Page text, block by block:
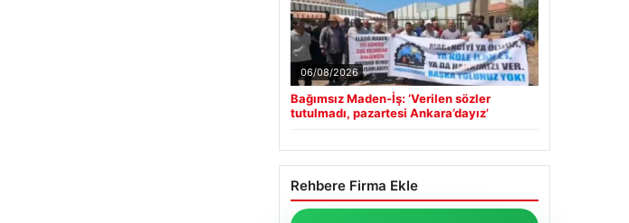
06/08/2026
Bağımsız Maden-İş: ‘Verilen sözler
tutulmadı, pazartesi Ankara’dayız’
Rehbere Firma Ekle